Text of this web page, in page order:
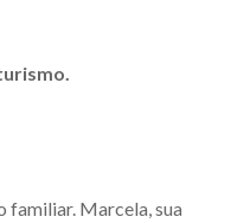
familiar. Marcela, sua